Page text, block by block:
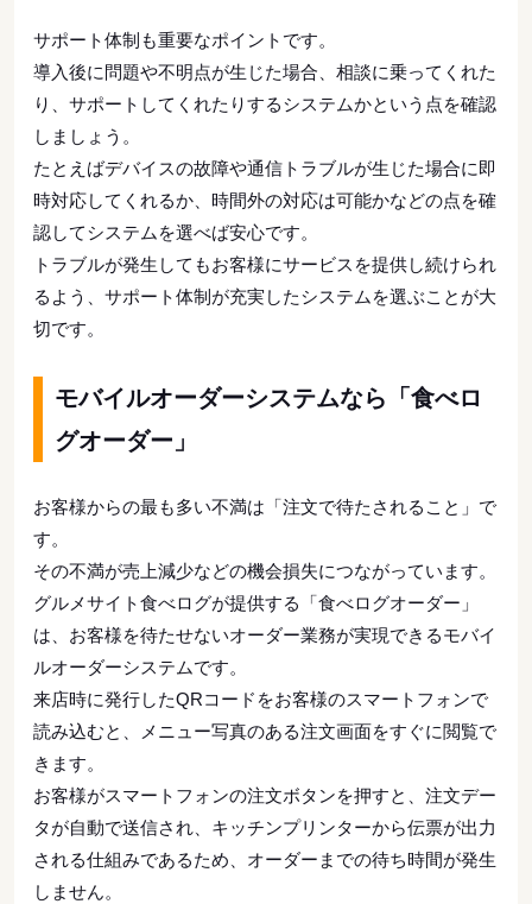
サポート体制も重要なポイントです。
導入後に問題や不明点が生じた場合、相談に乗ってくれた
り、サポートしてくれたりするシステムかという点を確認
しましょう。
たとえばデバイスの故障や通信トラブルが生じた場合に即
時対応してくれるか、時間外の対応は可能かなどの点を確
認してシステムを選べば安心です。
トラブルが発生してもお客様にサービスを提供し続けられ
るよう、サポート体制が充実したシステムを選ぶことが大
切です。
モバイルオーダーシステムなら「食べロ
グオーダー」
お客様からの最も多い不満は「注文で待たされること」で
す。
その不満が売上減少などの機会損失につながっています。
グルメサイト食べログが提供する「食べログオーダー」
は、お客様を待たせないオーダー業務が実現できるモバイ
ルオーダーシステムです。
来店時に発行したQRコードをお客様のスマートフォンで
読み込むと、メニュー写真のある注文画面をすぐに閲覧で
きます。
お客様がスマートフォンの注文ボタンを押すと、注文デー
タが自動で送信され、キッチンプリンターから伝票が出力
される仕組みであるため、オーダーまでの待ち時間が発生
しません。